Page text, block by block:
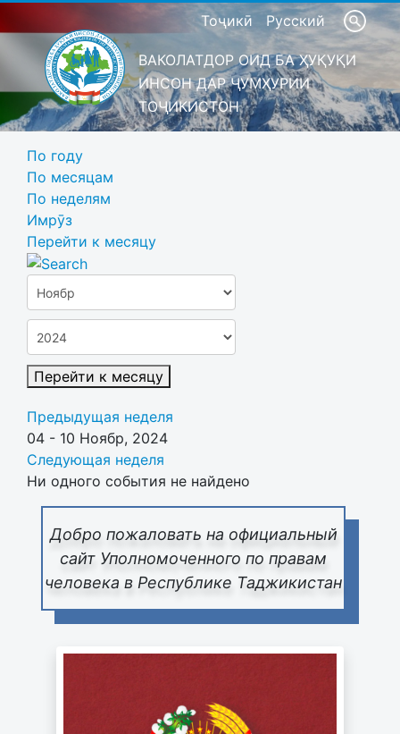
Тоҷикӣ Русский
ВАКОЛАТДОР ОИД БА ҲУҚУҚИ
ИНСОН ДАР ҶУМҲУРИИ
ТОҶИКИСТОН
Добро пожаловать на официальный
сайт Уполномоченного по правам
человека в Республике Таджикистан
По году
По месяцам
По неделям
Имрӯз
Перейти к месяцу
Перейти к месяцу
Предыдущая неделя
04 - 10 Ноябр, 2024
Следующая неделя
Ни одного события не найдено